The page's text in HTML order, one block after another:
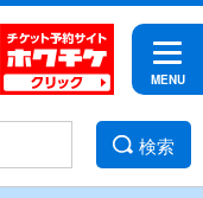
検索